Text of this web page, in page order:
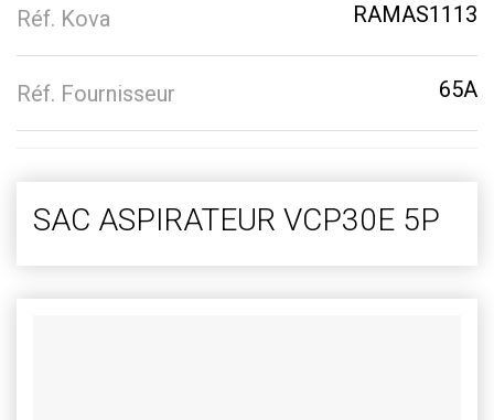
Réf. Kova RAMAS1113
Réf. Fournisseur 65A
SAC ASPIRATEUR VCP30E 5P